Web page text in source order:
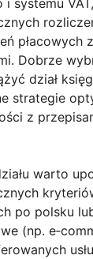
systemu
płacowych
Dobrze
dział
strategie
z
warto
po polsku
(np.